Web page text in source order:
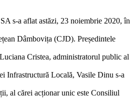
s-a aflat astăzi, 23 noiembrie 2020, în
Dâmbovița (CJD). Președintele
Cristea, administratorul public al
Infrastructură Locală, Vasile Dinu s-a
al cărei acționar unic este Consiliul